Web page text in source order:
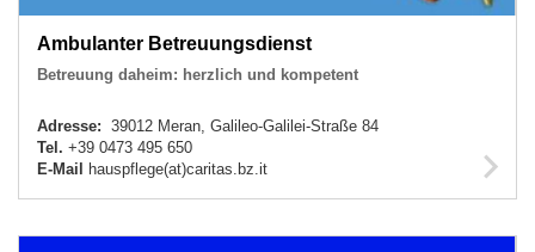
Ambulanter Betreuungsdienst
Betreuung daheim: herzlich und kompetent
Adresse: 39012 Meran, Galileo-Galilei-Straße 84
Tel. +39 0473 495 650
E-Mail
hauspflege(at)caritas.bz.it